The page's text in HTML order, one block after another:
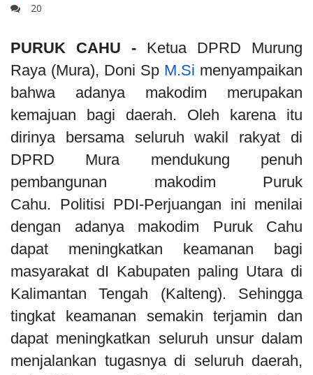
20
PURUK CAHU - Ketua DPRD Murung
Raya (Mura), Doni Sp M.Si menyampaikan
bahwa adanya makodim merupakan
kemajuan bagi daerah. Oleh karena itu
dirinya bersama seluruh wakil rakyat di
DPRD Mura mendukung penuh
pembangunan makodim Puruk
Cahu. Politisi PDI-Perjuangan ini menilai
dengan adanya makodim Puruk Cahu
dapat meningkatkan keamanan bagi
masyarakat dI Kabupaten paling Utara di
Kalimantan Tengah (Kalteng). Sehingga
tingkat keamanan semakin terjamin dan
dapat meningkatkan seluruh unsur dalam
menjalankan tugasnya di seluruh daerah,